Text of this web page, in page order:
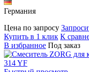
Германия
Цена по запросу
Купить в 1 клик К
В избранное Под заказ